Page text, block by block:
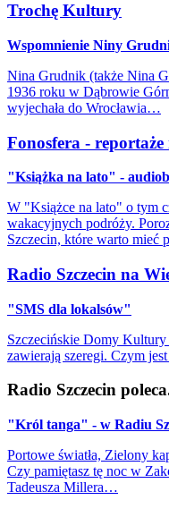
Trochę Kultury
Wspomnienie Niny
Nina Grudnik (także Nina
1936 roku w Dąbrowie
wyjechała do Wrocławia…
Fonosfera - reportaże
"Książka na lato" -
W "Książce na lato" o tym
wakacyjnych podróży.
Szczecin, które warto mieć
Radio Szczecin na
"SMS dla lokalsów"
Szczecińskie Domy
zawierają szeregi. Czym
Radio Szczecin
"Król tanga" - w Radiu
Portowe światła, Zielony
Czy pamiętasz tę noc w
Tadeusza Millera…